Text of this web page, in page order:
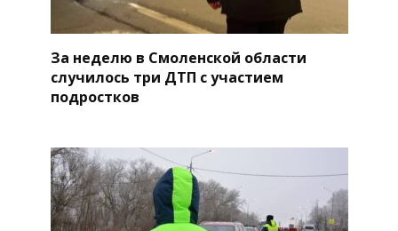
За неделю в Смоленской области
случилось три ДТП с участием
подростков